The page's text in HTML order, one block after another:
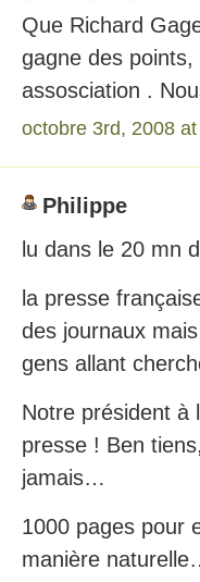
Que Richard
gagne des
assosciation .
octobre 3rd, 2008
Philippe
lu dans le 20 mn
la presse
des journaux
gens allant
Notre président à
presse ! Ben
jamais…
1000 pages pour
manière